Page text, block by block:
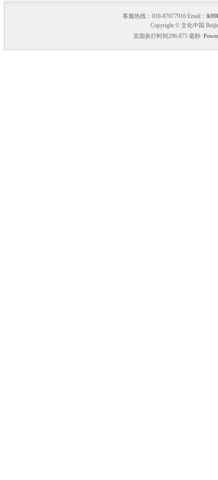
客服热线：010-87677916 Email：
Copyright © 文化中国
页面执行时间296.875 毫秒